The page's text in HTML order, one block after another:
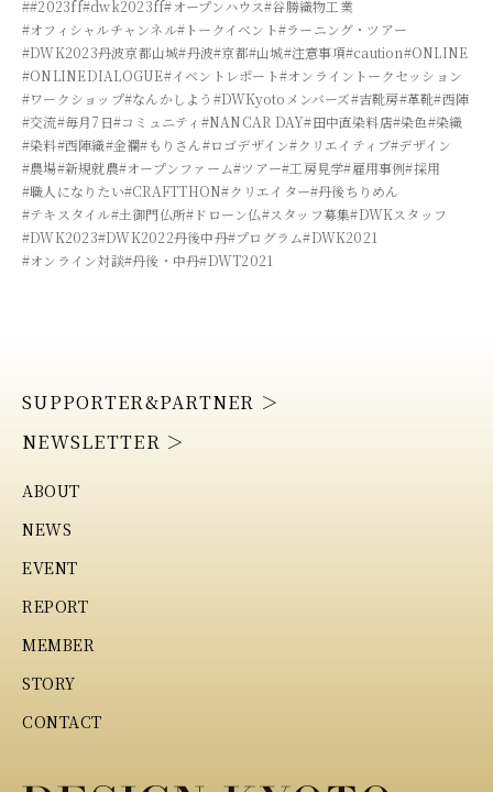
##2023ff#dwk2023ff#オープンハウス#谷勝織物工業
#オフィシャルチャンネル#トークイベント#ラーニング・ツアー
#DWK2023丹波京都山城#丹波#京都#山城#注意事項#caution#ONLINE
#ONLINEDIALOGUE#イベントレポート#オンライントークセッション
#ワークショップ#なんかしよう #DWKyotoメンバーズ#吉靴房#革靴#西陣
#交流#毎月7日#コミュニティ #NANCAR DAY#田中直染料店#染色#染織
#染料#西陣織#金襴#もりさん#ロゴデザイン#クリエイティブ#デザイン
#農場#新規就農#オープンファーム#ツアー#工房見学#雇用事例#採用
#職人になりたい#CRAFTTHON#クリエイター#丹後ちりめん
#テキスタイル#土御門仏所#ドローン仏#スタッフ募集#DWKスタッフ
#DWK2023#DWK2022丹後中丹#プログラム#DWK2021
#オンライン対談#丹後・中丹#DWT2021
SUPPORTER&PARTNER ＞
NEWSLETTER ＞
ABOUT
NEWS
EVENT
REPORT
MEMBER
STORY
CONTACT